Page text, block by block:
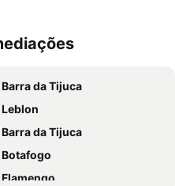
Barra da Tijuca
Leblon
Barra da Tijuca
Botafogo
Flamengo